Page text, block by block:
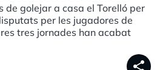
de golejar a casa el Torelló per
per les jugadores de
tres jornades han acabat
share